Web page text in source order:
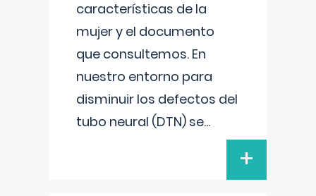
características de la
mujer y el documento
que consultemos. En
nuestro entorno para
disminuir los defectos del
tubo neural (DTN) se...
+